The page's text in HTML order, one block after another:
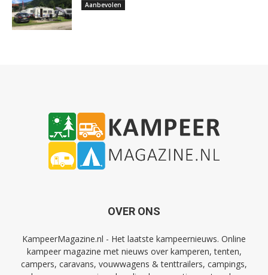
Aanbevolen
OVER ONS
KampeerMagazine.nl - Het laatste kampeernieuws. Online
kampeer magazine met nieuws over kamperen, tenten,
campers, caravans, vouwwagens & tenttrailers, campings,